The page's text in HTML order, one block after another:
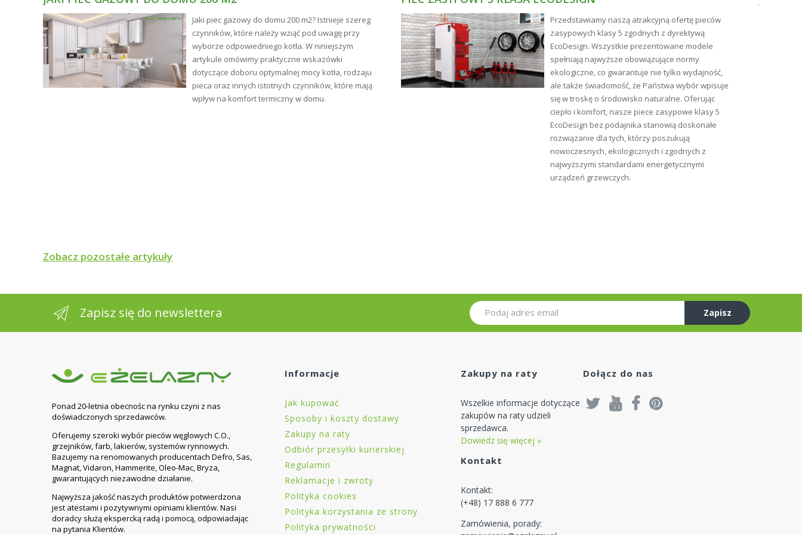
Jaki piec gazowy do domu 200 m2? Istnieje szereg
czynników, które należy wziąć pod uwagę przy
wyborze odpowiedniego kotła. W niniejszym
artykule omówimy praktyczne wskazówki
dotyczące doboru optymalnej mocy kotła, rodzaju
pieca oraz innych istotnych czynników, które mają
wpływ na komfort termiczny w domu.
Przedstawiamy naszą atrakcyjną ofertę pieców
zasypowych klasy 5 zgodnych z dyrektywą
EcoDesign. Wszystkie prezentowane modele
spełniają najwyższe obowiązujące normy
ekologiczne, co gwarantuje nie tylko wydajność,
ale także świadomość, że Państwa wybór wpisuje
się w troskę o środowisko naturalne. Oferując
ciepło i komfort, nasze piece zasypowe klasy 5
EcoDesign bez podajnika stanowią doskonałe
rozwiązanie dla tych, którzy poszukują
nowoczesnych, ekologicznych i zgodnych z
najwyższymi standardami energetycznymi
urządzeń grzewczych.
Zobacz pozostałe artykuły
Zapisz się do newslettera
Zapisz
się
Ponad 20-letnia obecnośc na rynku czyni z nas
doświadczonych sprzedawców.
Oferujemy szeroki wybór pieców węglowych C.O.,
grzejników, farb, lakierów, systemów rynnowych.
Bazujemy na renomowanych producentach Defro, Sas,
Magnat, Vidaron, Hammerite, Oleo-Mac, Bryza,
gwarantujących niezawodne działanie.
Najwyższa jakość naszych produktów potwierdzona
jest atestami i pozytywnymi opiniami klientów. Nasi
doradcy służą ekspercką radą i pomocą, odpowiadając
na pytania Klientów.
Informacje
Jak kupować
Sposoby i koszty dostawy
Zakupy na raty
Odbiór przesyłki kurierskiej
Regulamin
Reklamacje i zwroty
Polityka cookies
Polityka korzystania ze strony
Polityka prywatności
Zakupy na raty
Wszelkie informacje dotyczące
zakupów na raty udzieli
sprzedawca.
Dowiedz się więcej »
Kontakt
Kontakt:
(+48) 17 888 6 777
Zamówienia, porady:
Dołącz do nas